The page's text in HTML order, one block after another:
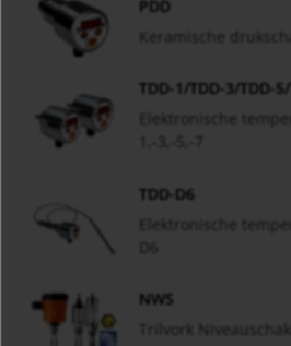
PDD
Keramische
TDD-1/TDD-3/TDD-
Elektronische
TDD-D6
Elektronische
NWS
Trilvork